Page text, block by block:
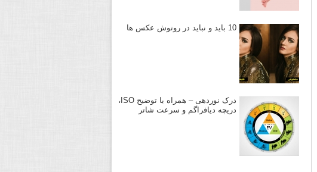
10 باید و نباید در روتوش عکس ها
درک نوردهی – همراه با توضیح ISO،
دریچه دیافراگم و سرعت شاتر